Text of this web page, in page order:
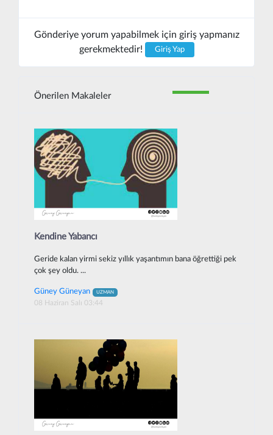
Gönderiye yorum yapabilmek için giriş yapmanız
gerekmektedir!
Giriş Yap
Önerilen Makaleler
Kendine Yabancı
Geride kalan yirmi sekiz yıllık yaşantımın bana öğrettiği pek
çok şey oldu. ...
Güney Güneyan UZMAN
08 Haziran Salı 03:44